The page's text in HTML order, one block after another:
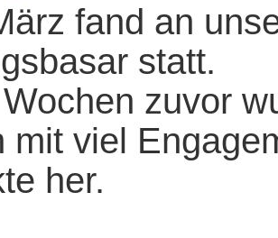
fand an
statt.
zuvor
mit viel
her.